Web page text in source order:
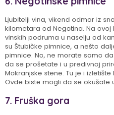
Ljubitelji vina, vikend odmor iz
kilometara od Negotina. Na
vinskih podruma u naselju od
su Štubičke pimnice, a nešto
pimnice. No, ne morate samo
da se prošetate i u predivnoj
Mokranjske stene. Tu je i
Ovde biste mogli da se okušate
7. Fruška gora